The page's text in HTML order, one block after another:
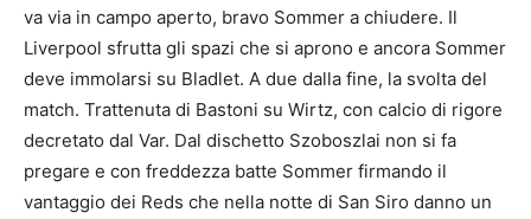
va via in campo aperto, bravo Sommer a chiudere. Il
Liverpool sfrutta gli spazi che si aprono e ancora Sommer
deve immolarsi su Bladlet. A due dalla fine, la svolta del
match. Trattenuta di Bastoni su Wirtz, con calcio di rigore
decretato dal Var. Dal dischetto Szoboszlai non si fa
pregare e con freddezza batte Sommer firmando il
vantaggio dei Reds che nella notte di San Siro danno un